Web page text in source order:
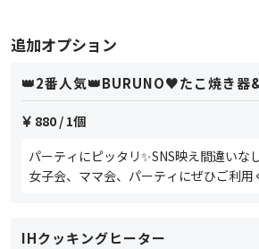
追加オプション
👑2番人気👑BURUNO♥️たこ焼き器
880 / 1個
パーティにピッタリ✨SNS映え間違いな
女子会、ママ会、パーティにぜひご利用
IHクッキングヒーター